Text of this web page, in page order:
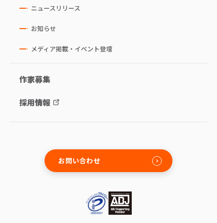
ニュースリリース
お知らせ
メディア掲載・イベント登壇
作家募集
採用情報
お問い合わせ